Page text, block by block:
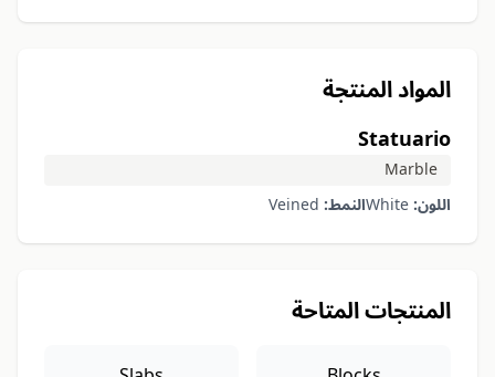
المواد المنتجة
Statuario
Marble
اللون:
النمط:
المنتجات المتاحة